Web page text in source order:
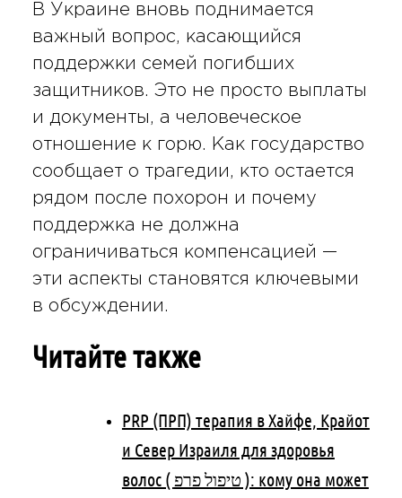
В Украине вновь поднимается
важный вопрос, касающийся
поддержки семей погибших
защитников. Это не просто выплаты
и документы, а человеческое
отношение к горю. Как государство
сообщает о трагедии, кто остается
рядом после похорон и почему
поддержка не должна
ограничиваться компенсацией —
эти аспекты становятся ключевыми
в обсуждении.
Читайте также
PRP (ПРП) терапия в Хайфе, Крайот
и Север Израиля для здоровья
волос ( טיפול פרפ ): кому она может